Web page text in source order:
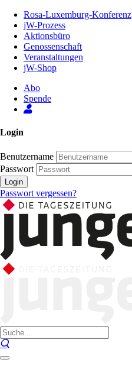
Inhalt
Seite
Rosa-Luxemburg-Konferenz
jW-Prozess
Aktionsbüro
Genossenschaft
Veranstaltungen
jW-Shop
Abo
Spende
Login
Benutzername
Passwort
Login
Passwort vergessen?